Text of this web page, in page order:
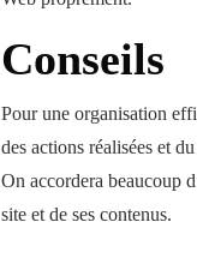
Conseils
Pour une organisation
des actions réalisées et
On accordera beaucoup
site et de ses contenus.